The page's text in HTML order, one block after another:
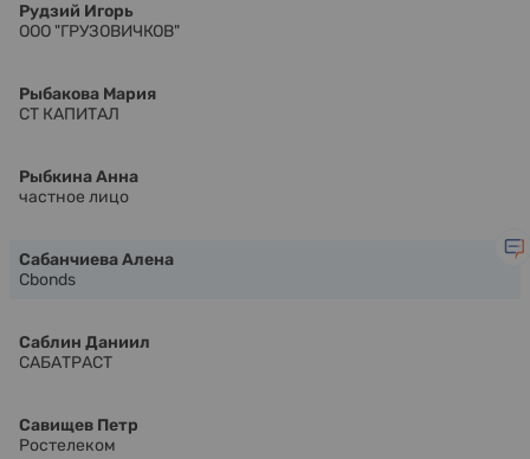
Рудзий Игорь
ООО "ГРУЗОВИЧКОВ"
Рыбакова Мария
СТ КАПИТАЛ
Рыбкина Анна
частное лицо
Сабанчиева Алена
Cbonds
Саблин Даниил
САБАТРАСТ
Савищев Петр
Ростелеком